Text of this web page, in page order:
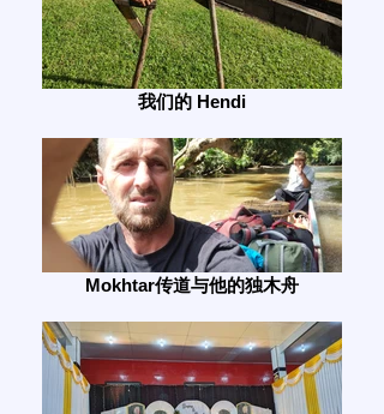
我们的 Hendi
Mokhtar传道与他的独木舟